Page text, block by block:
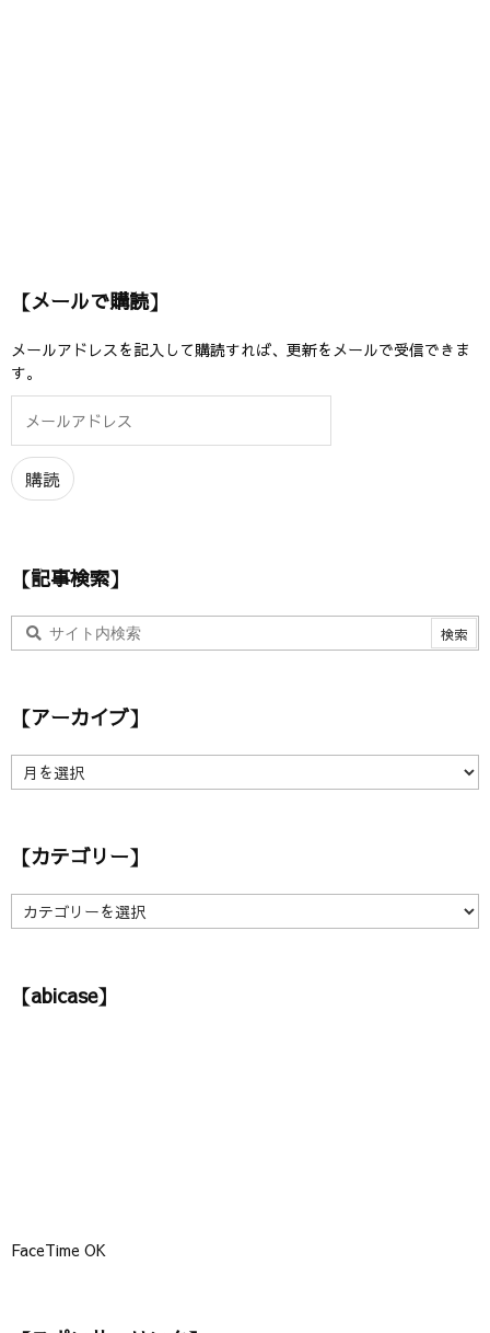
【メールで購読】
メールアドレスを記入して購読すれば、更新をメールで受信できま
す。
ル
ア
ド
購読
【記事検索】
【アーカイブ】
ア
イ【カテゴリー】
【
カ
リ【abicase】
FaceTime OK